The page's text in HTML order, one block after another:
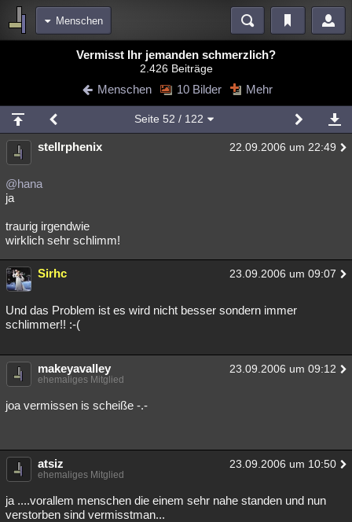
Menschen
Blogs Videos
Chat Wiki Neuigkeiten
meine Rubriken
Menschen Wissenschaft Mystery Kriminalfälle
Spiritualität
weitere Rubriken
Philosophie Träume Orte Esoterik Literatur
Astronomie
Musik Clash
Besucht Teilgenommen Geschlossen
Lesenswert Schlüsselwörter
Vermisst Ihr jemanden schmerzlich?
2.426 Beiträge
Menschen 10 Bilder Mehr
Seite 52 / 122
stellrphenix 22.09.2006 um 22:49
@hana
ja
traurig irgendwie
wirklich sehr schlimm!
Sirhc 23.09.2006 um 09:07
Und das Problem ist es wird nicht besser sondern immer
schlimmer!! :-(
makeyavalley 23.09.2006 um 09:12
ehemaliges Mitglied
joa vermissen is scheiße -.-
atsiz 23.09.2006 um 10:50
ehemaliges Mitglied
ja ....vorallem menschen die einem sehr nahe standen und nun
verstorben sind vermisstman...